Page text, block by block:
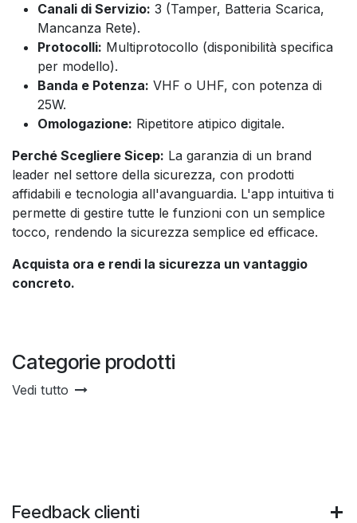
Canali di Servizio: 3 (Tamper, Batteria Scarica,
Mancanza Rete).
Protocolli: Multiprotocollo (disponibilità specifica
per modello).
Banda e Potenza: VHF o UHF, con potenza di
25W.
Omologazione: Ripetitore atipico digitale.
Perché Scegliere Sicep: La garanzia di un brand
leader nel settore della sicurezza, con prodotti
affidabili e tecnologia all'avanguardia. L'app intuitiva ti
permette di gestire tutte le funzioni con un semplice
tocco, rendendo la sicurezza semplice ed efficace.
Acquista ora e rendi la sicurezza un vantaggio
concreto.
Categorie prodotti
Vedi tutto
Feedback clienti